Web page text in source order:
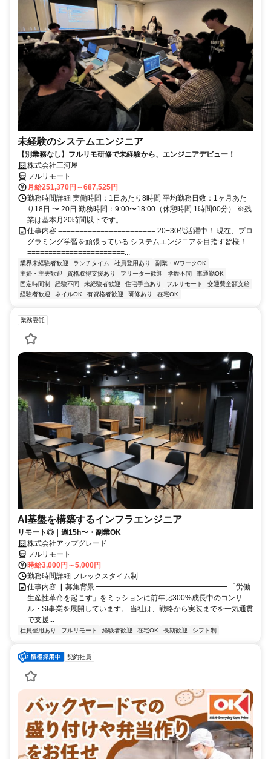
未経験のシステムエンジニア
【別業務なし】フルリモ研修で未経験から、エンジニアデビュー！
株式会社三河屋
フルリモート
月給251,370円～687,525円
勤務時間詳細 実働時間：1日あたり8時間 平均勤務日数：1ヶ月あた
り18日 〜 20日 勤務時間：9:00〜18:00（休憩時間 1時間00分） ※残
業は基本月20時間以下です。
仕事内容 ======================= 20−30代活躍中！ 現在、プロ
グラミング学習を頑張っている システムエンジニアを目指す皆様！
=======================...
業界未経験者歓迎 ランチタイム 社員登用あり
副業・WワークOK
主婦・主夫歓迎
資格取得支援あり フリーター歓迎 学歴不問
車通勤OK
固定時間制
経験不問 未経験者歓迎 住宅手当あり フルリモート
交通費全額支給
経験者歓迎
ネイルOK 有資格者歓迎 研修あり 在宅OK
業務委託
AI基盤を構築するインフラエンジニア
リモート◎｜週15h〜・副業OK
株式会社アップグレード
フルリモート
時給3,000円～5,000円
勤務時間詳細 フレックスタイム制
仕事内容 ▏募集背景 ━━━━━━━━━━━━━━━━━━ 「労働
生産性革命を起こす」をミッションに前年比300%成長中のコンサ
ル・SI事業を展開しています。 当社は、戦略から実装までを一気通貫
で支援...
社員登用あり フルリモート 経験者歓迎 在宅OK 長期歓迎 シフト制
契約社員